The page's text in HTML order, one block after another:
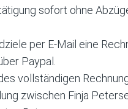
sofort ohne
per E-Mail eine
Paypal.
vollständigen
zwischen Finja